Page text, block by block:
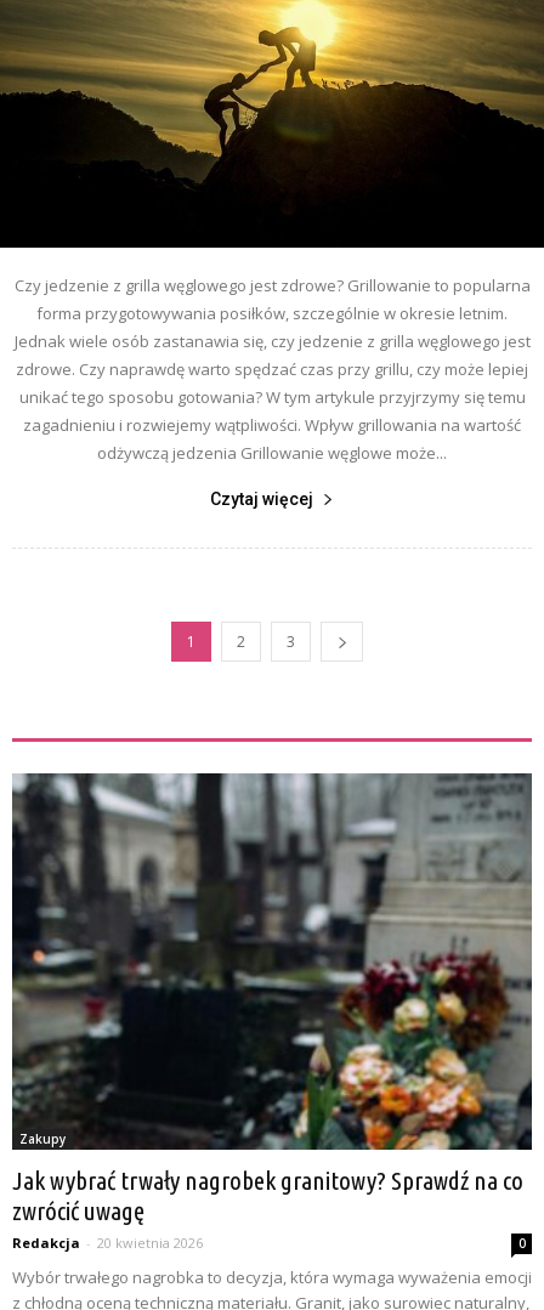
Czy jedzenie z grilla węglowego jest zdrowe? Grillowanie to popularna
forma przygotowywania posiłków, szczególnie w okresie letnim.
Jednak wiele osób zastanawia się, czy jedzenie z grilla węglowego jest
zdrowe. Czy naprawdę warto spędzać czas przy grillu, czy może lepiej
unikać tego sposobu gotowania? W tym artykule przyjrzymy się temu
zagadnieniu i rozwiejemy wątpliwości. Wpływ grillowania na wartość
odżywczą jedzenia Grillowanie węglowe może...
Czytaj więcej
1 2 3
Zakupy
Jak wybrać trwały nagrobek granitowy? Sprawdź na co
zwrócić uwagę
Redakcja - 20 kwietnia 2026 0
Wybór trwałego nagrobka to decyzja, która wymaga wyważenia emocji
z chłodną oceną techniczną materiału. Granit, jako surowiec naturalny,